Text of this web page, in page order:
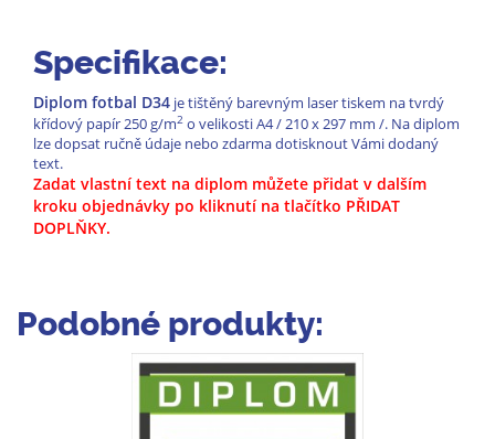
Specifikace:
Diplom fotbal D34 je tištěný barevným laser tiskem na tvrdý
křídový papír 250 g/m2 o velikosti A4 / 210 x 297 mm /. Na diplom
lze dopsat ručně údaje nebo zdarma dotisknout Vámi dodaný
text.
Zadat vlastní text na diplom můžete přidat v dalším
kroku objednávky po kliknutí na tlačítko PŘIDAT
DOPLŇKY.
Podobné produkty: